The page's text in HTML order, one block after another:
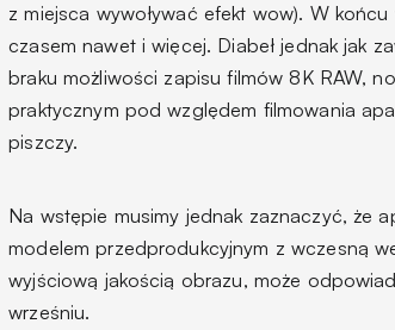
z miejsca wywoływać efekt wow). W
czasem nawet i więcej. Diabeł jednak jak
braku możliwości zapisu filmów 8K RAW,
praktycznym pod względem filmowania
piszczy.
Na wstępie musimy jednak zaznaczyć, że
modelem przedprodukcyjnym z wczesną
wyjściową jakością obrazu, może
wrześniu.